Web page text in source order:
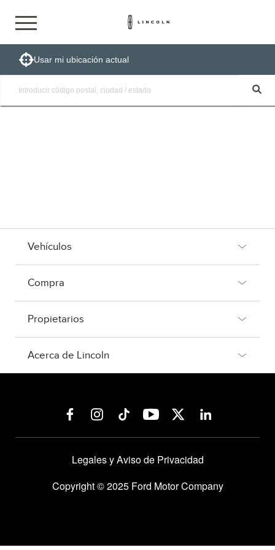
Usar mi ubicación actual
Vehículos
Compra
Propietarios
Acerca de Lincoln
Legales y Aviso de Privacidad
Copyright © 2025 Ford Motor Company